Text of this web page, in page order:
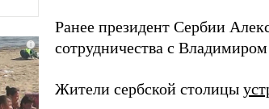
Ранее президент Сербии
сотрудничества с
Жители сербской столицы